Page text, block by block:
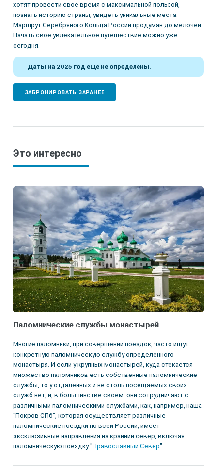
хотят провести свое время с максимальной пользой,
познать историю страны, увидеть уникальные места.
Маршрут Серебряного Кольца России продуман до мелочей.
Начать свое увлекательное путешествие можно уже
сегодня.
Даты на 2025 год ещё не определены.
ЗАБРОНИРОВАТЬ ЗАРАНЕЕ
Это интересно
Паломнические службы монастырей
Многие паломники, при совершении поездок, часто ищут
конкретную паломническую службу определенного
монастыря. И если у крупных монастырей, куда стекается
множество паломников есть собственные паломнические
службы, то у отдаленных и не столь посещаемых своих
служб нет, и, в большинстве своем, они сотрудничают с
различными паломническими службами, как, например, наша
"Покров СПб", которая осуществляет различные
паломнические поездки по всей России, имеет
эксклюзивные направления на крайний север, включая
паломническую поездку "Православный Север".